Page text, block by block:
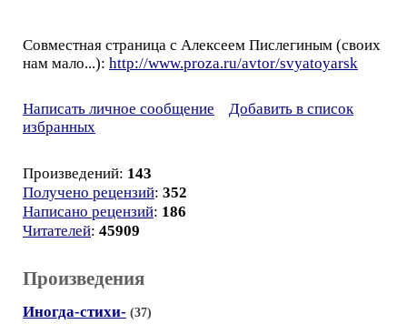
Совместная страница с Алексеем Пислегиным (своих
нам мало...): http://www.proza.ru/avtor/svyatoyarsk
Написать личное сообщение
Добавить в список
избранных
Произведений: 143
Получено рецензий: 352
Написано рецензий: 186
Читателей: 45909
Произведения
Иногда-стихи- (37)